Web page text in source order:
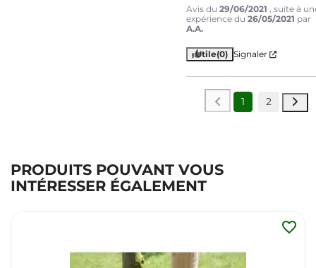
Avis du29/06/2021 , suite à
expérience du26/05/2021 par
A.A.
Utile(0) Signaler
1 2
PRODUITS POUVANT VOUS
INTÉRESSER ÉGALEMENT
favorite_border